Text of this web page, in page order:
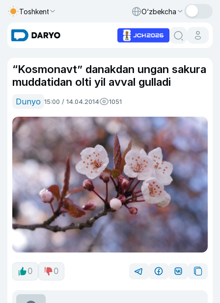
Toshkent O‘zbekcha
“Kosmonavt” danakdan ungan sakura
muddatidan olti yil avval gulladi
Dunyo 15:00 / 14.04.2014 1051
0 0